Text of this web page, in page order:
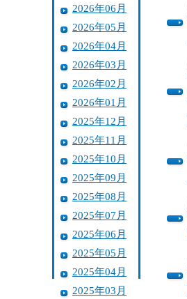
2026年06月
2026年05月
2026年04月
2026年03月
2026年02月
2026年01月
2025年12月
2025年11月
2025年10月
2025年09月
2025年08月
2025年07月
2025年06月
2025年05月
2025年04月
2025年03月